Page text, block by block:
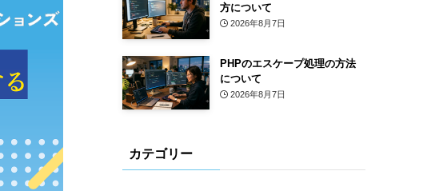
方について
2026年8月7日
PHPのエスケープ処理の方法
について
2026年8月7日
カテゴリー